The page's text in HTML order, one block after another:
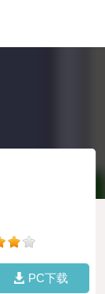
PC下载